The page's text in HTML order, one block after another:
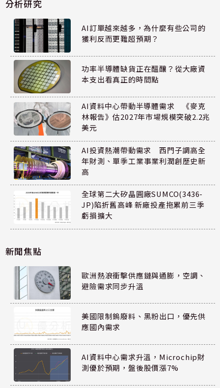
分析研究
AI訂單越來越多，為什麼有些公司的
獲利反而更難超預期？
功率半導體缺貨正在醞釀？從大廠資
本支出看真正的時間點
AI資料中心帶動半導體需求 《麥克
林報告》估2027年市場規模突破2.2兆
美元
AI投資熱潮帶動需求 西門子調高全
年財測、單季工業事業利潤創歷史新
高
全球第二大矽晶圓廠SUMCO(3436-
JP)陷折舊高峰 新廠投產拖累前三季
虧損擴大
新聞焦點
歐洲熱浪衝擊供應鏈與通膨，空調、
避險需求同步升溫
美國限制鎢廢料、黑粉出口，優先供
應國內需求
AI資料中心需求升溫，Microchip財
測優於預期，盤後股價漲7%